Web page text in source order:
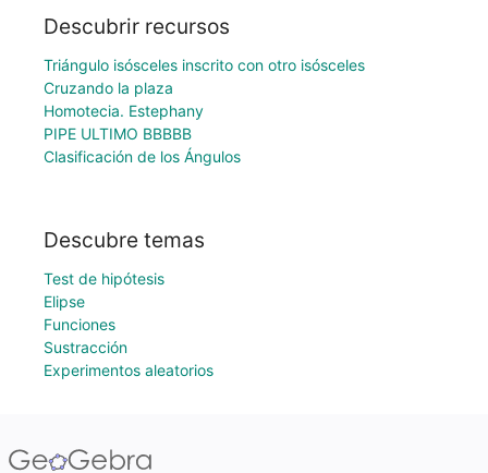
Descubrir recursos
Triángulo isósceles inscrito con otro isósceles
Cruzando la plaza
Homotecia. Estephany
PIPE ULTIMO BBBBB
Clasificación de los Ángulos
Descubre temas
Test de hipótesis
Elipse
Funciones
Sustracción
Experimentos aleatorios